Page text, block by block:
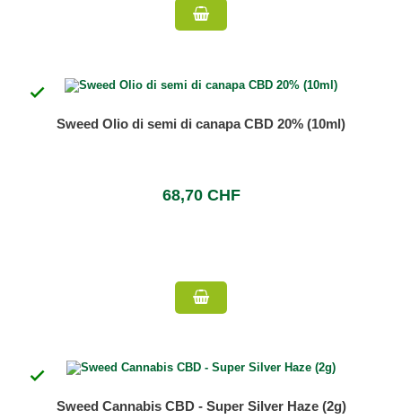

Sweed Olio di semi di canapa CBD 20% (10ml)
68,70 CHF

Sweed Cannabis CBD - Super Silver Haze (2g)